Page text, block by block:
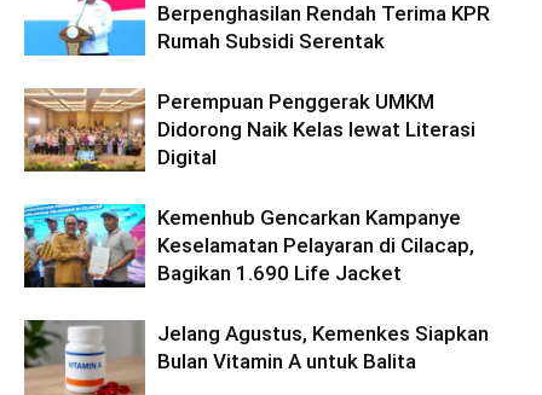
Berpenghasilan Rendah Terima KPR
Rumah Subsidi Serentak
Perempuan Penggerak UMKM
Didorong Naik Kelas lewat Literasi
Digital
Kemenhub Gencarkan Kampanye
Keselamatan Pelayaran di Cilacap,
Bagikan 1.690 Life Jacket
Jelang Agustus, Kemenkes Siapkan
Bulan Vitamin A untuk Balita